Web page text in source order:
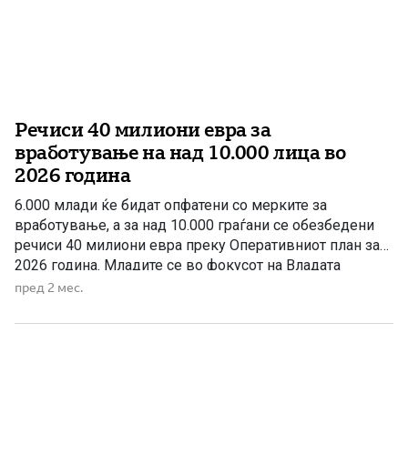
Речиси 40 милиони евра за
вработување на над 10.000 лица во
2026 година
6.000 млади ќе бидат опфатени со мерките за
вработување, а за над 10.000 граѓани се обезбедени
речиси 40 милиони евра преку Оперативниот план за
2026 година. Младите се во фокусот на Владата
предводена од ВМРО-ДПМНЕ. Преку нови мерки и
вработување, стекнување работно искуство и
пред 2 мес.